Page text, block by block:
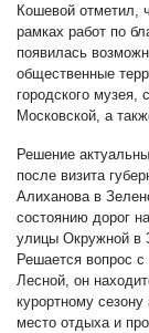
Кошевой отметил,
рамках работ по
появилась
общественные
городского музея,
Московской, а
Решение
после визита
Алиханова в
состоянию дорог
улицы Окружной в
Решается вопрос с
Лесной, он
курортному сезону
место отдыха и